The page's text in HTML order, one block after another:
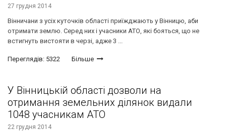
27 грудня 2014
Вінничани з усіх куточків області приїжджають у Вінницю, аби
отримати землю. Серед них і учасники АТО, які бояться, що не
встигнуть вистояти в черзі, адже 3 ...
Переглядів: 5322 Більше
У Вінницькій області дозволи на
отримання земельних ділянок видали
1048 учасникам АТО
22 грудня 2014